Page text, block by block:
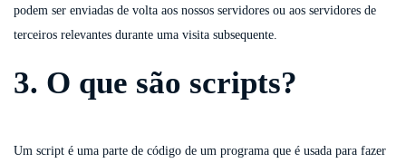
podem ser enviadas de volta aos nossos servidores ou aos servidores de
terceiros relevantes durante uma visita subsequente.
3. O que são scripts?
Um script é uma parte de código de um programa que é usada para fazer